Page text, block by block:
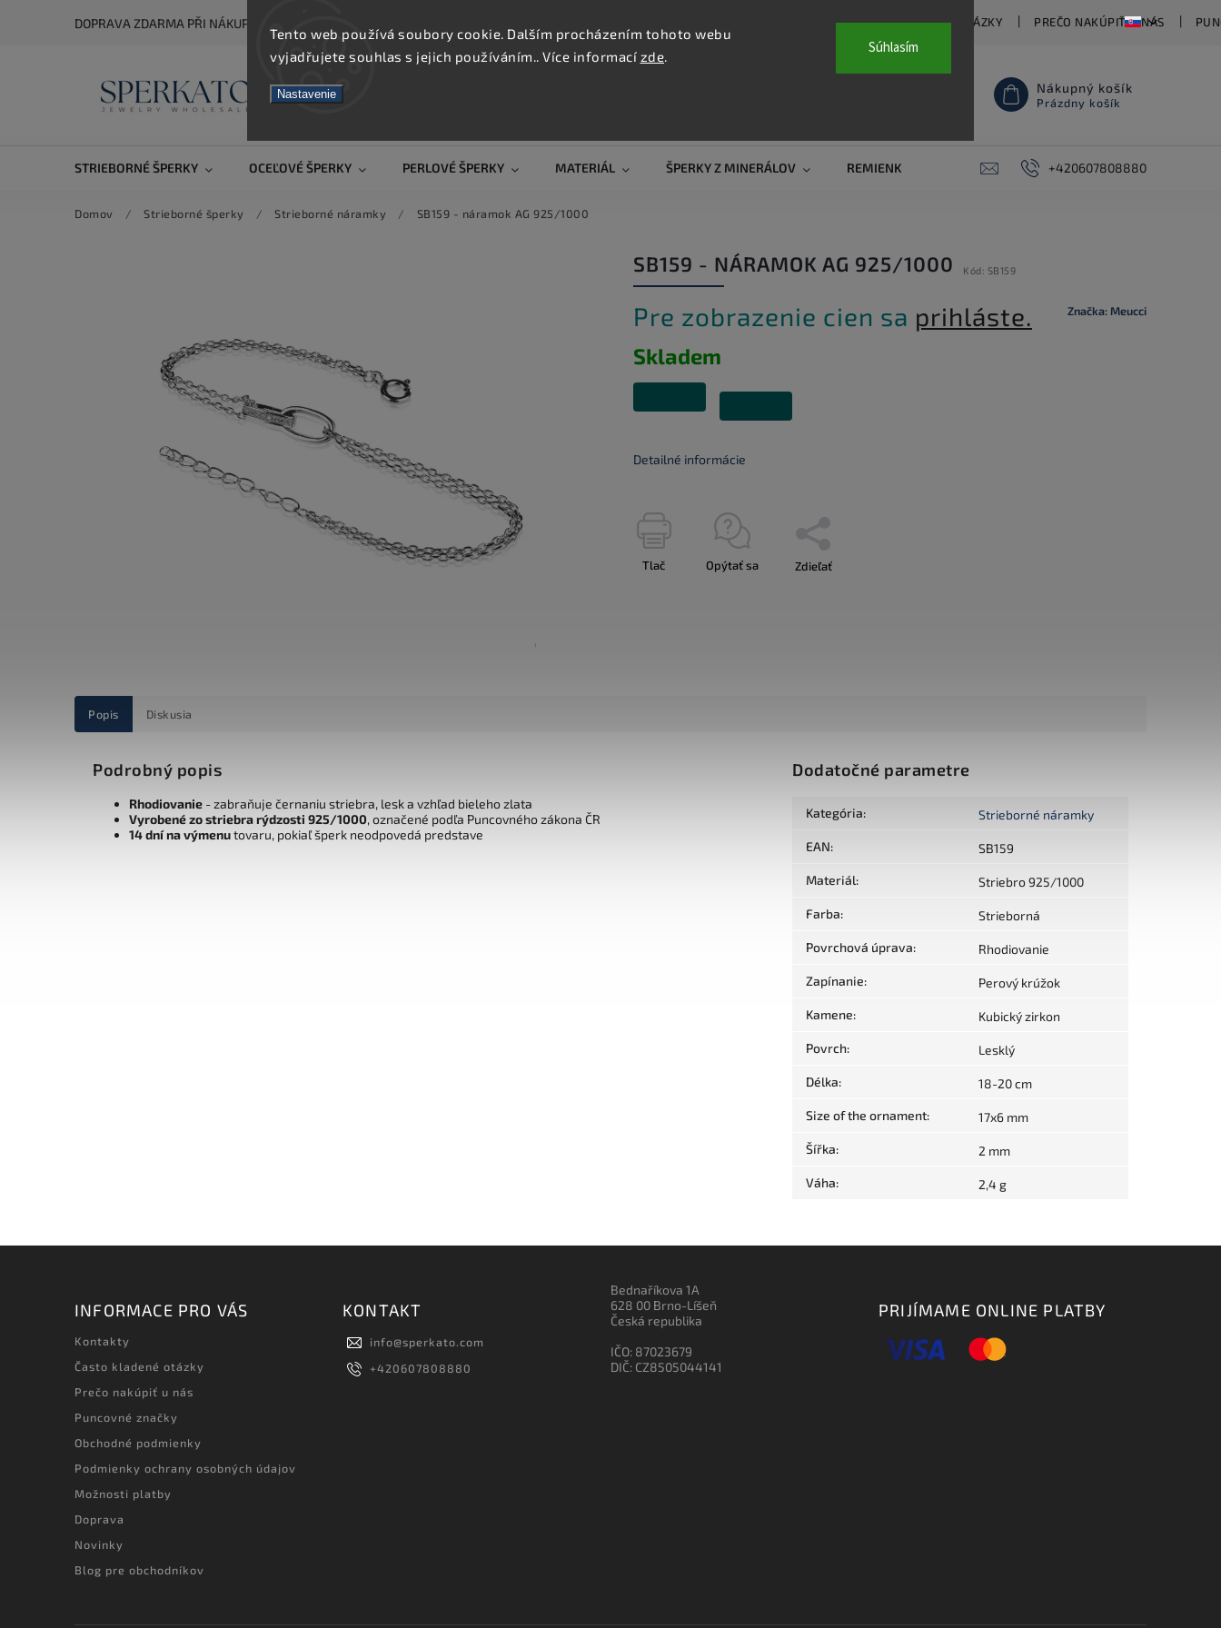
Tento web používá soubory cookie. Dalším procházením tohoto webu
vyjadřujete souhlas s jejich používáním.. Více informací zde.
Nastavenie
Súhlasím
DOPRAVA ZDARMA PŘI NÁKUPU NAD 5 000 KČ ČASTO KLADENÉ OTÁZKY PREČO NAKÚPIŤ U NÁS
Nákupný košík
Prázdny košík
STRIEBORNÉ ŠPERKY OCEĽOVÉ ŠPERKY PERLOVÉ ŠPERKY MATERIÁL ŠPERKY Z MINERÁLOV REMIENKY NA HODINKY AKCE PIERCING
+420607808880
Domov / Strieborné šperky / Strieborné náramky / SB159 - náramok AG 925/1000
SB159 - NÁRAMOK AG 925/1000 Kód: SB159
Značka: Meucci
Pre zobrazenie cien sa prihláste.
Skladem
Detailné informácie
Tlač Opýtať sa Zdieľať
Popis Diskusia
Podrobný popis
Rhodiovanie - zabraňuje černaniu striebra, lesk a vzhľad bieleho zlata
Vyrobené zo striebra rýdzosti 925/1000, označené podľa Puncovného zákona ČR
14 dní na výmenutovaru, pokiaľ šperk neodpovedá predstave
Dodatočné parametre
Kategória: Strieborné náramky
EAN: SB159
Materiál: Striebro 925/1000
Farba: Strieborná
Povrchová úprava: Rhodiovanie
Zapínanie: Perový krúžok
Kamene: Kubický zirkon
Povrch: Lesklý
Délka: 18-20 cm
Size of the ornament: 17x6 mm
Šířka: 2 mm
Váha: 2,4 g
INFORMACE PRO VÁS
Kontakty
Často kladené otázky
Prečo nakúpiť u nás
Puncovné značky
Obchodné podmienky
Podmienky ochrany osobných údajov
Možnosti platby
Doprava
Novinky
Blog pre obchodníkov
KONTAKT
info@sperkato.com
+420607808880
Bednaříkova 1A
628 00 Brno-Líšeň
Česká republika
IČO: 87023679
DIČ: CZ8505044141
PRIJÍMAME ONLINE PLATBY